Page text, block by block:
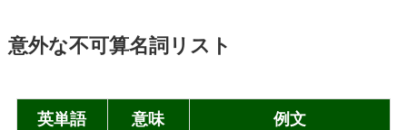
意外な不可算名詞リスト
英単語 意味 例文